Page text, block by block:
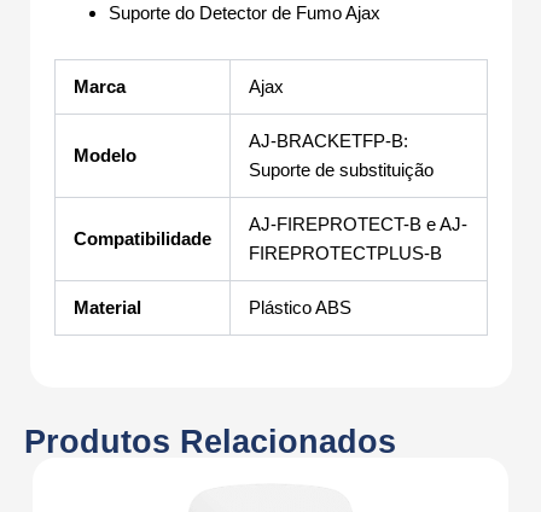
Suporte do Detector de Fumo Ajax
Marca Ajax
Modelo
AJ-BRACKETFP-B:
Suporte de substituição
Compatibilidade
AJ-FIREPROTECT-B e AJ-
FIREPROTECTPLUS-B
Material Plástico ABS
Produtos Relacionados